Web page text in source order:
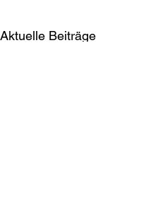
Aktuelle Beiträge